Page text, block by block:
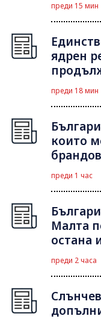
преди 15 мин
ядрен
преди 18 мин
които
преди 1 час
Малта
остана
преди 2 часа